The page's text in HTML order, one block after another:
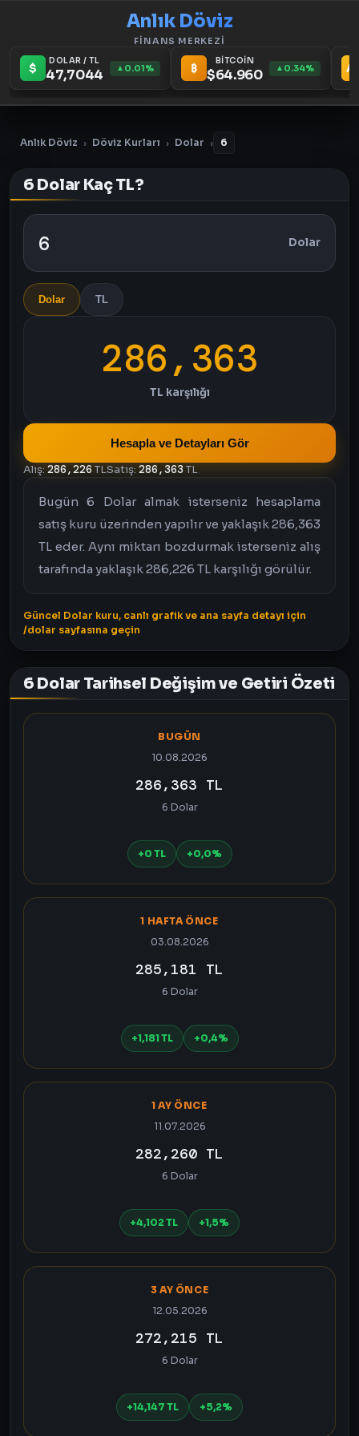
Anlık Döviz
FİNANS MERKEZİ
$
DOLAR / TL
47,7044 ▲ 0.01% ₿
BİTCOİN
$64.960 ▲ 0.34%
Anlık Döviz › Döviz Kurları › Dolar › 6
6 Dolar Kaç TL?
Dolar
Dolar TL
286,363
TL karşılığı
Hesapla ve Detayları Gör
Alış: 286,226 TLSatış: 286,363 TL
Bugün 6 Dolar almak isterseniz hesaplama
satış kuru üzerinden yapılır ve yaklaşık 286,363
TL eder. Aynı miktarı bozdurmak isterseniz alış
tarafında yaklaşık 286,226 TL karşılığı görülür.
Güncel Dolar kuru, canlı grafik ve ana sayfa detayı için
/dolar sayfasına geçin
6 Dolar Tarihsel Değişim ve Getiri Özeti
BUGÜN
10.08.2026
286,363 TL
6 Dolar
+0 TL +0,0%
1 HAFTA ÖNCE
03.08.2026
285,181 TL
6 Dolar
+1,181 TL +0,4%
1 AY ÖNCE
11.07.2026
282,260 TL
6 Dolar
+4,102 TL +1,5%
3 AY ÖNCE
12.05.2026
272,215 TL
6 Dolar
+14,147 TL +5,2%